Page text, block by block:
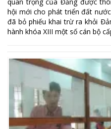
hội mới cho phát triển đất
đã bỏ phiếu khai trừ ra khỏi
hành khóa XIII một số cán bộ